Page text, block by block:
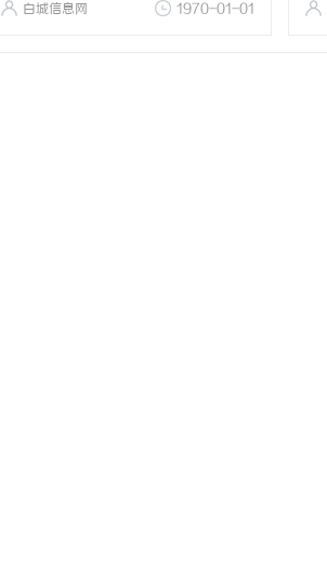
白城信息网 1970-01-01